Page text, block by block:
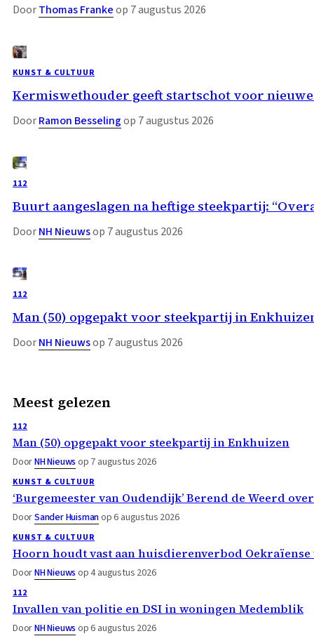
DoorThomas Frankeop 7 augustus 2026
KUNST & CULTUUR
Kermiswethouder geeft startschot voor
DoorRamon Besselingop 7 augustus 2026
112
Buurt aangeslagen na heftige steekpartij:
DoorNH Nieuwsop 7 augustus 2026
112
Man (50) opgepakt voor steekpartij in
DoorNH Nieuwsop 7 augustus 2026
Meest gelezen
112
Man (50) opgepakt voor steekpartij in Enkhuizen
DoorNH Nieuws op 7 augustus 2026
KUNST & CULTUUR
‘Burgemeester van Oudendijk’ Berend de Weerd
DoorSander Huismanop 6 augustus 2026
KUNST & CULTUUR
Hoorn houdt vast aan huisdierenverbod
DoorNH Nieuws op 4 augustus 2026
112
Invallen van politie en DSI in woningen Medemblik
DoorNH Nieuws op 6 augustus 2026